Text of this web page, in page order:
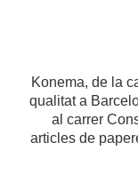
Konema, de la
qualitat a
al carrer
articles de